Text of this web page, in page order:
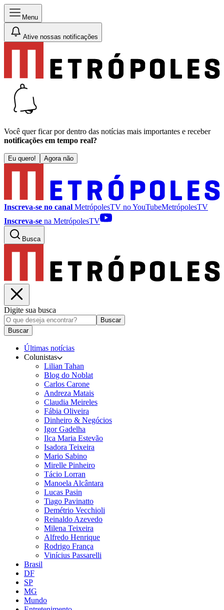
Menu
Ative nossas notificações
Você quer ficar por dentro das notícias mais importantes e receber
notificações em tempo real?
Eu quero! Agora não
Inscreva-se no canal MetrópolesTV noYouTubeMetrópolesTV
Inscreva-se na MetrópolesTV
Busca
Digite sua busca
Buscar
Buscar
Últimas notícias
Colunistas
Lilian Tahan
Blog do Noblat
Carlos Carone
Andreza Matais
Claudia Meireles
Fábia Oliveira
Dinheiro & Negócios
Igor Gadelha
Ilca Maria Estevão
Isadora Teixeira
Mario Sabino
Mirelle Pinheiro
Tácio Lorran
Manoela Alcântara
Lucas Pasin
Tiago Pavinatto
Demétrio Vecchioli
Reinaldo Azevedo
Milena Teixeira
Alfredo Henrique
Rodrigo França
Vinícius Passarelli
Brasil
DF
SP
MG
Mundo